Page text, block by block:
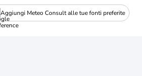
Aggiungi Meteo Consult alle tue fonti preferite